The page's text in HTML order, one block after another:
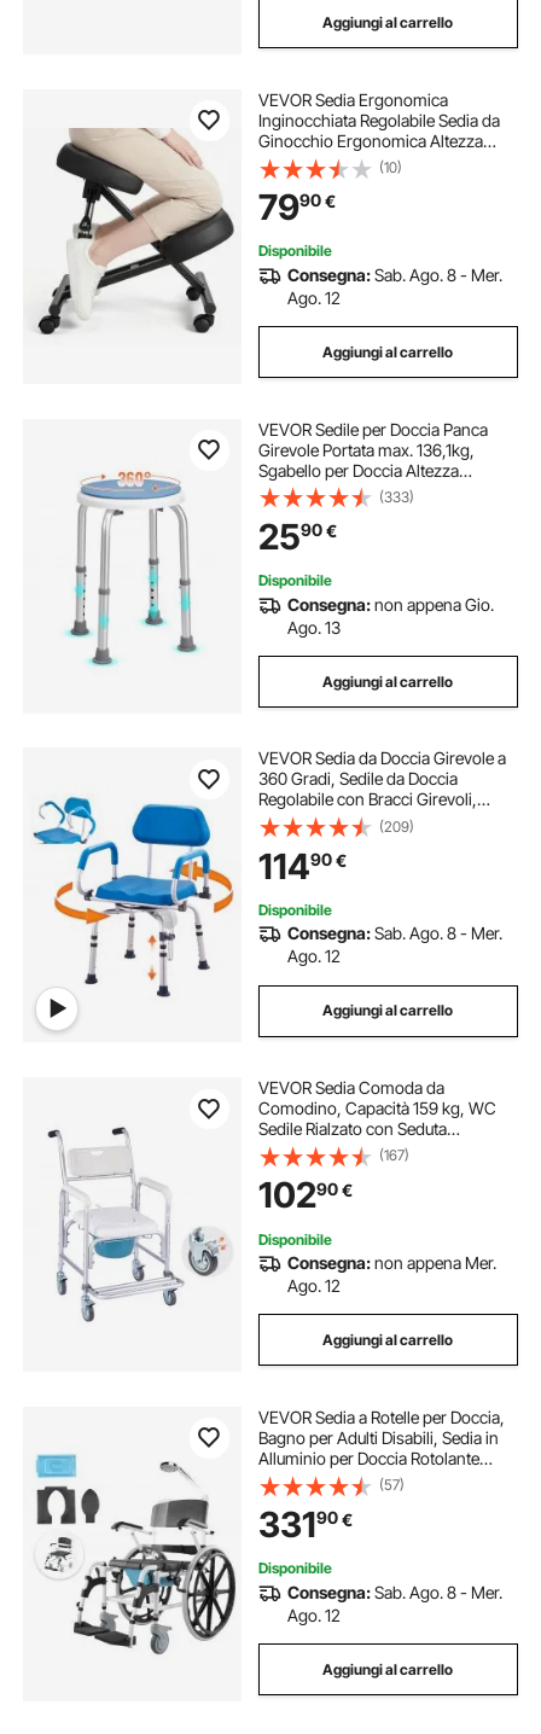
Aggiungi al carrello
VEVOR Sedia Ergonomica
Inginocchiata Regolabile Sedia da
Ginocchio Ergonomica Altezza
Regolabile Sedile da Ginocchio
Contro il Dolore Collo Schiena
Telaio in Metallo a Forma di X,
Carico max 120 kg
(10)
7990€
Disponibile
Consegna:Sab. Ago. 8 - Mer.
Ago. 12
Aggiungi al carrello
VEVOR Sedile per Doccia Panca
Girevole Portata max. 136,1kg,
Sgabello per Doccia Altezza
Regolabile 360-485mm, Sedia da
Bagno Doccia in Alluminio PE
Sgabello Girevole 360° Bagno
Piedini Antiscivoli
(333)
2590€
Disponibile
Consegna:non appena Gio.
Ago. 13
Aggiungi al carrello
VEVOR Sedia da Doccia Girevole a
360 Gradi, Sedile da Doccia
Regolabile con Bracci Girevoli,
Sedile Bagno Imbottito per Doccia,
Sedia Bagno Girevole Antiscivolo
per Anziani Disabili, Capacità 135
kg
(209)
11490€
Disponibile
Consegna:Sab. Ago. 8 - Mer.
Ago. 12
Aggiungi al carrello
VEVOR Sedia Comoda da
Comodino, Capacità 159 kg, WC
Sedile Rialzato con Seduta
Poggiapiedi Ribaltabile e Schienale
Imbottiti, Secchio Staccabile 5 L,
Sedia a Rotelle da Doccia per
Anziani
(167)
10290€
Disponibile
Consegna:non appena Mer.
Ago. 12
Aggiungi al carrello
VEVOR Sedia a Rotelle per Doccia,
Bagno per Adulti Disabili, Sedia in
Alluminio per Doccia Rotolante
Regolabile con Freno Capacità 136
kg Larghezza 440 mm Sedia da
Trasporto per Comoda da Doccia
(57)
33190€
Disponibile
Consegna:Sab. Ago. 8 - Mer.
Ago. 12
Aggiungi al carrello